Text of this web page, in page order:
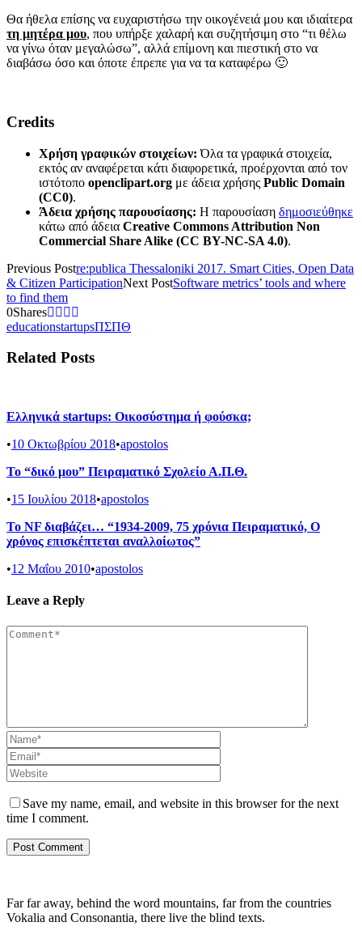
Θα ήθελα επίσης να ευχαριστήσω την οικογένειά μου και ιδιαίτερα
τη μητέρα μου, που υπήρξε χαλαρή και συζητήσιμη στο “τι θέλω
να γίνω όταν μεγαλώσω”, αλλά επίμονη και πιεστική στο να
διαβάσω όσο και όποτε έπρεπε για να τα καταφέρω 🙂
Credits
Χρήση γραφικών στοιχείων:Όλα τα γραφικά στοιχεία,
εκτός αν αναφέρεται κάτι διαφορετικά, προέρχονται από τον
ιστότοπο openclipart.org με άδεια χρήσης Public Domain
(CC0).
Άδεια χρήσης παρουσίασης: Η παρουσίαση δημοσιεύθηκε
κάτω από άδεια Creative Commons Attribution Non
Commercial Share Alike (CC BY-NC-SA 4.0).
Previous Postre:publica Thessaloniki 2017. Smart Cities, Open Data
& Citizen ParticipationNext PostSoftware metrics’ tools and where
to find them
0Shares
educationstartupsΠΣΠΘ
Related Posts
Ελληνικά startups: Οικοσύστημα ή φούσκα;
•10 Οκτωβρίου 2018•apostolos
Το “δικό μου” Πειραματικό Σχολείο Α.Π.Θ.
•15 Ιουλίου 2018•apostolos
Το NF διαβάζει… “1934-2009, 75 χρόνια Πειραματικό, Ο
χρόνος επισκέπτεται αναλλοίωτος”
•12 Μαΐου 2010•apostolos
Leave a Reply
Save my name, email, and website in this browser for the next
time I comment.
Far far away, behind the word mountains, far from the countries
Vokalia and Consonantia, there live the blind texts.